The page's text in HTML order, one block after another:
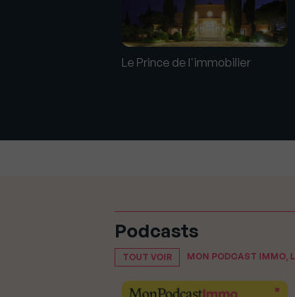
Le Prince de l'immobilier
Podcasts
TOUT VOIR MON PODCAST IMMO,